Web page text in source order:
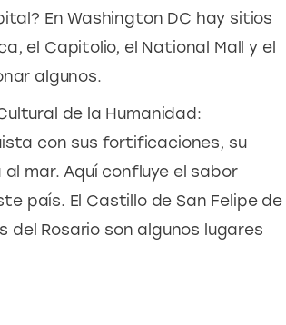
En Washington DC hay sitios
el Capitolio, el National Mall y el
algunos.
de la Humanidad:
con sus fortificaciones, su
mar. Aquí confluye el sabor
país. El Castillo de San Felipe de
del Rosario son algunos lugares